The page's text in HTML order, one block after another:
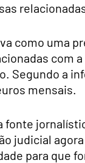
como uma
com
Segundo a
mensais.
fonte
judicial
para que